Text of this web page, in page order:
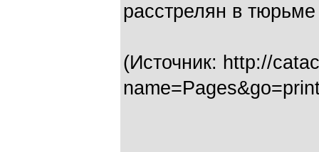
расстрелян в
(Источник: http://